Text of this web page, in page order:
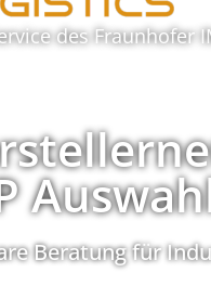
desFraunhofer
Beratung für